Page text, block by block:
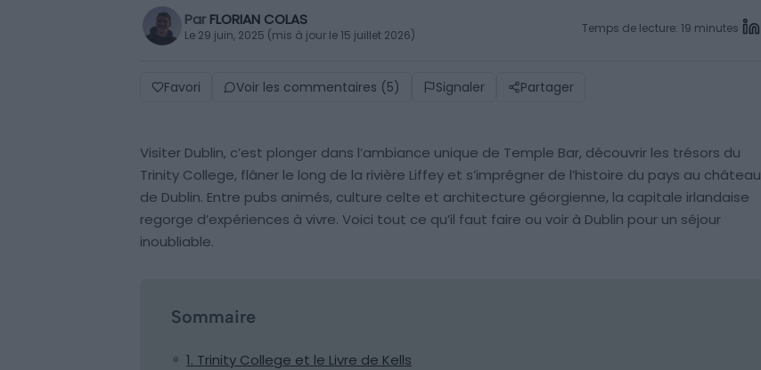
Par FLORIAN COLAS
Le 29 juin, 2025 (mis à jour le 15 juillet 2026) Temps de lecture: 19 minutes
Favori Voir les commentaires (5) Signaler Partager
Visiter Dublin, c’est plonger dans l’ambiance unique de Temple Bar, découvrir les trésors du
Trinity College, flâner le long de la rivière Liffey et s’imprégner de l’histoire du pays au château
de Dublin. Entre pubs animés, culture celte et architecture géorgienne, la capitale irlandaise
regorge d’expériences à vivre. Voici tout ce qu’il faut faire ou voir à Dublin pour un séjour
inoubliable.
Sommaire
1. Trinity College et le Livre de Kells